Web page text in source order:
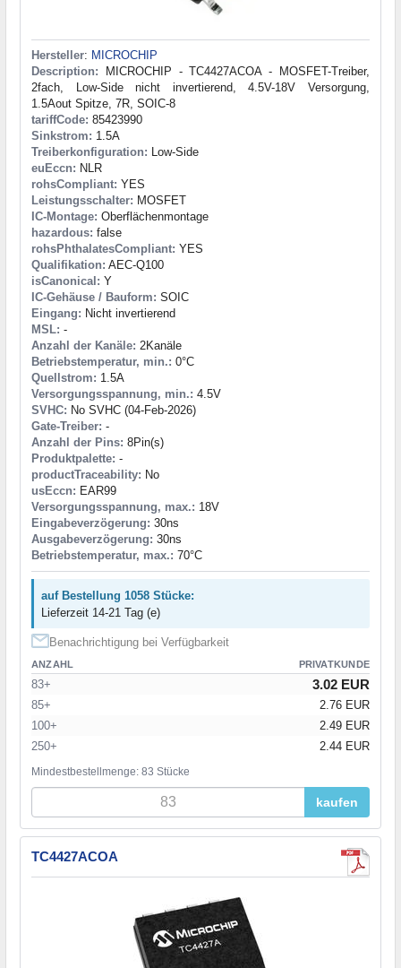
Hersteller: MICROCHIP
Description: MICROCHIP - TC4427ACOA - MOSFET-Treiber,
2fach, Low-Side nicht invertierend, 4.5V-18V Versorgung,
1.5Aout Spitze, 7R, SOIC-8
tariffCode: 85423990
Sinkstrom: 1.5A
Treiberkonfiguration: Low-Side
euEccn: NLR
rohsCompliant: YES
Leistungsschalter: MOSFET
IC-Montage: Oberflächenmontage
hazardous: false
rohsPhthalatesCompliant: YES
Qualifikation: AEC-Q100
isCanonical: Y
IC-Gehäuse / Bauform: SOIC
Eingang: Nicht invertierend
MSL: -
Anzahl der Kanäle: 2Kanäle
Betriebstemperatur, min.: 0°C
Quellstrom: 1.5A
Versorgungsspannung, min.: 4.5V
SVHC: No SVHC (04-Feb-2026)
Gate-Treiber: -
Anzahl der Pins: 8Pin(s)
Produktpalette: -
productTraceability: No
usEccn: EAR99
Versorgungsspannung, max.: 18V
Eingabeverzögerung: 30ns
Ausgabeverzögerung: 30ns
Betriebstemperatur, max.: 70°C
auf Bestellung 1058 Stücke:
Lieferzeit 14-21 Tag (e)
Benachrichtigung bei Verfügbarkeit
ANZAHL PRIVATKUNDE
83+ 3.02 EUR
85+
2.76 EUR
100+
2.49 EUR
250+
2.44 EUR
Mindestbestellmenge: 83 Stücke
kaufen
TC4427ACOA